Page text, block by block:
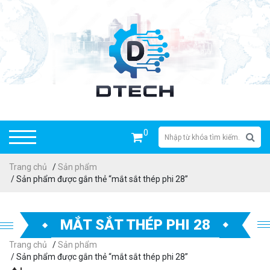
0
Trang chủ /Sản phẩm
/ Sản phẩm được gắn thẻ “mắt sắt thép phi 28”
MẮT SẮT THÉP PHI 28
Trang chủ /Sản phẩm
/ Sản phẩm được gắn thẻ “mắt sắt thép phi 28”